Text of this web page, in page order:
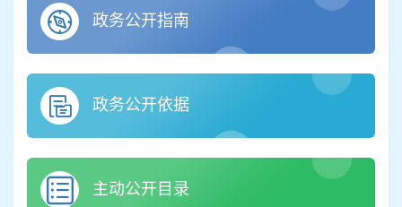
政务公开指南
政务公开依据
主动公开目录